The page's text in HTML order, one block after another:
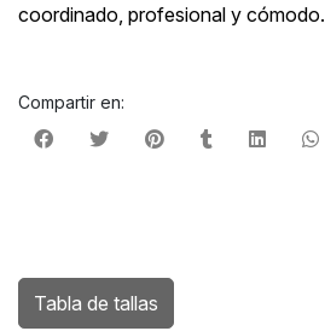
coordinado, profesional y cómodo.
Compartir en:
Tabla de tallas